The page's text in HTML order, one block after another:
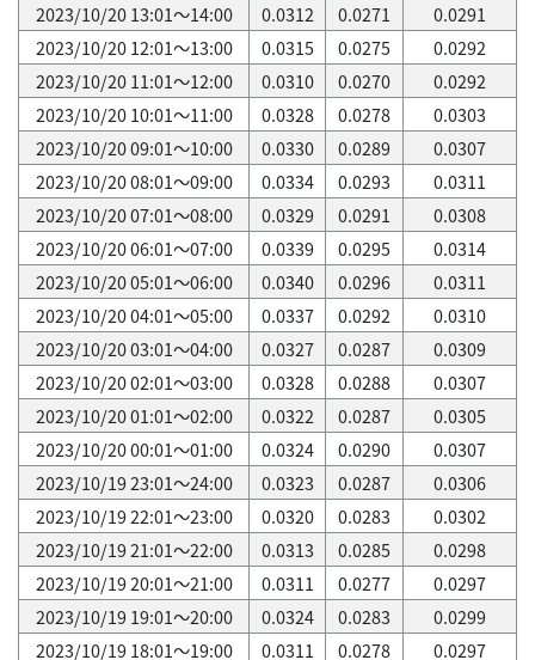
2023/10/20 13:01～14:00
0.0312 0.0271
0.0291
2023/10/20 12:01～13:00
0.0315 0.0275
0.0292
2023/10/20 11:01～12:00
0.0310 0.0270
0.0292
2023/10/20 10:01～11:00
0.0328 0.0278
0.0303
2023/10/20 09:01～10:00
0.0330 0.0289
0.0307
2023/10/20 08:01～09:00
0.0334 0.0293
0.0311
2023/10/20 07:01～08:00
0.0329 0.0291
0.0308
2023/10/20 06:01～07:00
0.0339 0.0295
0.0314
2023/10/20 05:01～06:00
0.0340 0.0296
0.0311
2023/10/20 04:01～05:00
0.0337 0.0292
0.0310
2023/10/20 03:01～04:00
0.0327 0.0287
0.0309
2023/10/20 02:01～03:00
0.0328 0.0288
0.0307
2023/10/20 01:01～02:00
0.0322 0.0287
0.0305
2023/10/20 00:01～01:00
0.0324 0.0290
0.0307
2023/10/19 23:01～24:00
0.0323 0.0287
0.0306
2023/10/19 22:01～23:00
0.0320 0.0283
0.0302
2023/10/19 21:01～22:00
0.0313 0.0285
0.0298
2023/10/19 20:01～21:00
0.0311 0.0277
0.0297
2023/10/19 19:01～20:00
0.0324 0.0283
0.0299
2023/10/19 18:01～19:00
0.0311 0.0278 0.0297